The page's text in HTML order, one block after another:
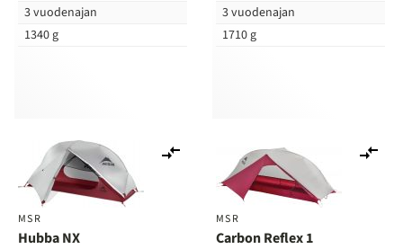
3 vuodenajan
1340 g
3 vuodenajan
1710 g
MSR
Hubba NX
vertailuun
MSR
Carbon Reflex 1